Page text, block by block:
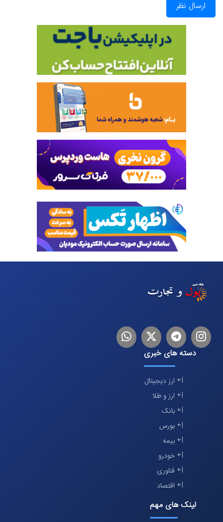
ارسال نظر
اینستاگرام
تلگرام توییترلینکدین
دسته های خبری
ارز دیجیتال
ارز و طلا
بانک
بورس
بیمه
خودرو
فناوری
اقتصاد
لینک های مهم